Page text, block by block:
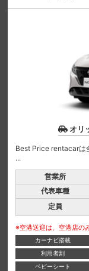
オリ
Best Price rentacarは
...
営業所
代表車種
定員
※空港送迎は、空港店の
カーナビ搭載
利用者割
ベビーシート